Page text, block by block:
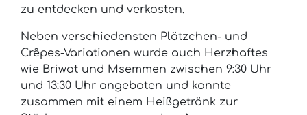
zu entdecken und verkosten.
Neben verschiedensten Plätzchen- und
Crêpes-Variationen wurde auch Herzhaftes
wie Briwat und Msemmen zwischen 9:30 Uhr
und 13:30 Uhr angeboten und konnte
zusammen mit einem Heißgetränk zur